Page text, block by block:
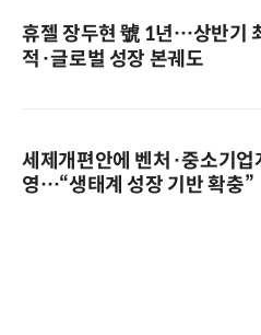
휴젤 장두현 號 1년…상반기
적·글로벌 성장 본궤도
세제개편안에 벤처·중소기업
영…“생태계 성장 기반 확충”